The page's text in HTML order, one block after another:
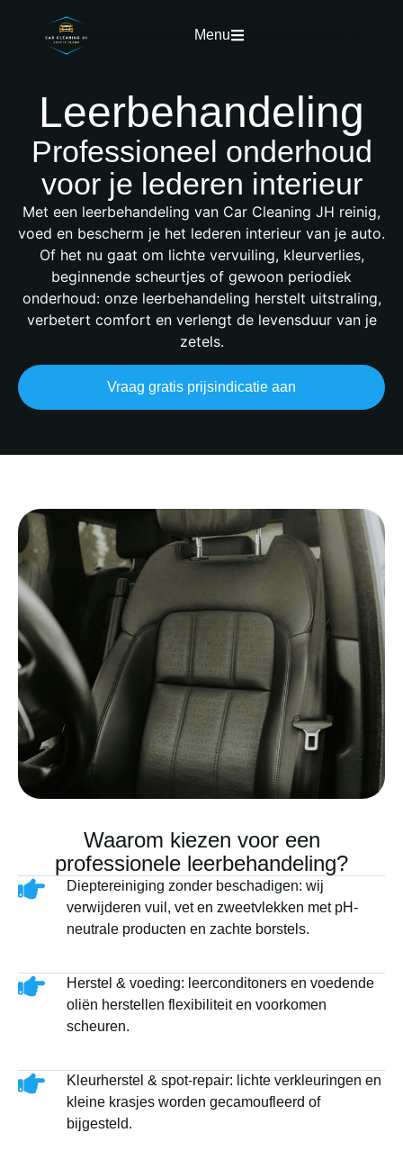
Menu
Leerbehandeling
Professioneel onderhoud
voor je lederen interieur
Met een leerbehandeling van Car Cleaning JH reinig,
voed en bescherm je het lederen interieur van je auto.
Of het nu gaat om lichte vervuiling, kleurverlies,
beginnende scheurtjes of gewoon periodiek
onderhoud: onze leerbehandeling herstelt uitstraling,
verbetert comfort en verlengt de levensduur van je
zetels.
Vraag gratis prijsindicatie aan
Waarom kiezen voor een
professionele leerbehandeling?
Dieptereiniging zonder beschadigen: wij
verwijderen vuil, vet en zweetvlekken met pH-
neutrale producten en zachte borstels.
Herstel & voeding: leerconditoners en voedende
oliën herstellen flexibiliteit en voorkomen
scheuren.
Kleurherstel & spot-repair: lichte verkleuringen en
kleine krasjes worden gecamoufleerd of
bijgesteld.